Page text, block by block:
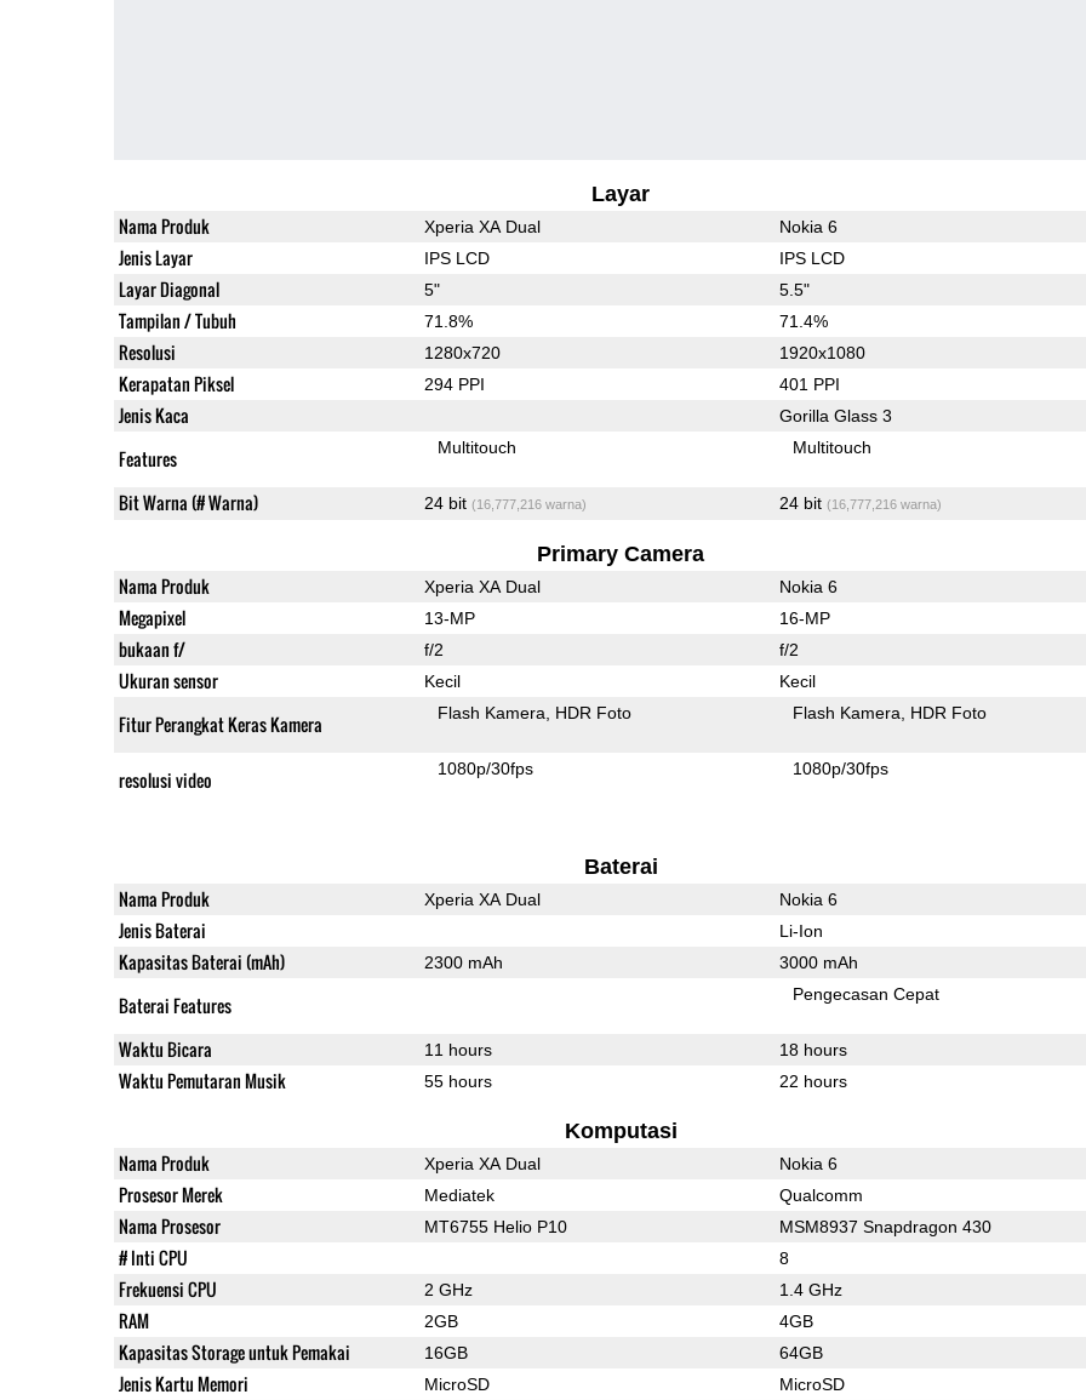
Layar
Nama Produk Xperia XA Dual Nokia 6
Jenis Layar IPS LCD IPS LCD
Layar Diagonal 5" 5.5"
Tampilan / Tubuh 71.8% 71.4%
Resolusi 1280x720 1920x1080
Kerapatan Piksel 294 PPI 401 PPI
Jenis Kaca Gorilla Glass 3
Features Multitouch Multitouch
Bit Warna (# Warna) 24 bit (16,777,216 warna) 24 bit (16,777,216 warna)
Primary Camera
Nama Produk Xperia XA Dual Nokia 6
Megapixel 13-MP 16-MP
bukaan f/ f/2 f/2
Ukuran sensor Kecil Kecil
Fitur Perangkat Keras Kamera Flash Kamera HDR Foto Flash Kamera HDR Foto
resolusi video 1080p/30fps 1080p/30fps
Baterai
Nama Produk Xperia XA Dual Nokia 6
Jenis Baterai Li-Ion
Kapasitas Baterai (mAh) 2300 mAh 3000 mAh
Baterai Features Pengecasan Cepat
Waktu Bicara 11 hours 18 hours
Waktu Pemutaran Musik 55 hours 22 hours
Komputasi
Nama Produk Xperia XA Dual Nokia 6
Prosesor Merek Mediatek Qualcomm
Nama Prosesor MT6755 Helio P10 MSM8937 Snapdragon 430
# Inti CPU 8
Frekuensi CPU 2 GHz 1.4 GHz
RAM 2GB 4GB
Kapasitas Storage untuk Pemakai 16GB 64GB
Jenis Kartu Memori MicroSD MicroSD